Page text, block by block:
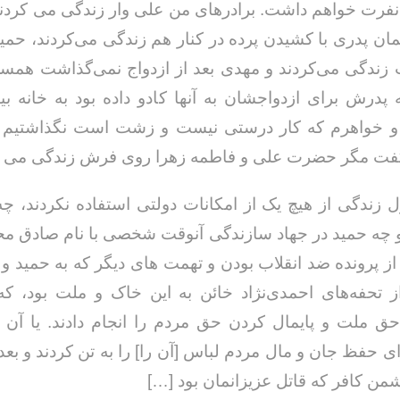
خواهم داشت. برادرهای من علی وار زندگی می
پدری با کشیدن پرده در کنار هم زندگی می‌کردند،
زندگی می‌کردند و مهدی بعد از ازدواج نمی‌گذاشت
برای ازدواجشان به آنها کادو داده بود به خانه
و خواهرم که کار درستی نیست و زشت است نگذاشتیم
مگر حضرت علی و فاطمه زهرا روی فرش زندگی می
زندگی از هیچ یک از امکانات دولتی استفاده نکردند،
چه حمید در جهاد سازندگی آنوقت شخصی با نام صادق
از پرونده ضد انقلاب بودن و تهمت های دیگر که به حمید
تحفه‌های احمدی‌نژاد خائن به این خاک و ملت بود، که
ملت و پایمال کردن حق مردم را انجام دادند. یا آن
حفظ جان و مال مردم لباس [آن را] را به تن کردند و
کافر که قاتل عزیزانمان بود […]
خداحافظ رزمنده / دلنوشته ای از
و صمیمیت به
حسن دشتی